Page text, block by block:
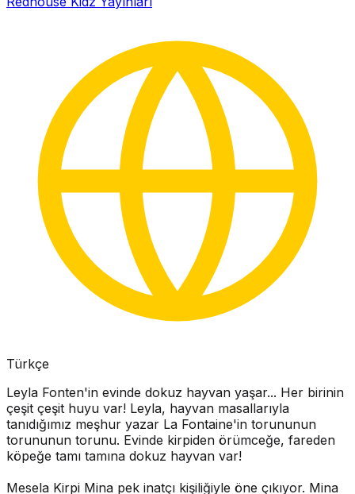
Türkçe
Leyla Fonten'in evinde dokuz hayvan yaşar... Her birinin
çeşit çeşit huyu var! Leyla, hayvan masallarıyla
tanıdığımız meşhur yazar La Fontaine'in torununun
torununun torunu. Evinde kirpiden örümceğe, fareden
köpeğe tamı tamına dokuz hayvan var!
Mesela Kirpi Mina pek inatçı kişiliğiyle öne çıkıyor. Mina